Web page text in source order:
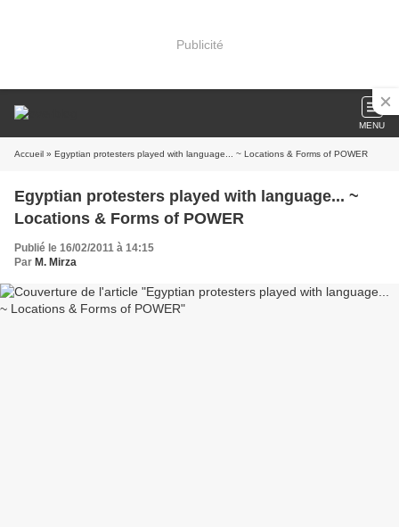
Publicité
MENU
Accueil » Egyptian protesters played with language... ~ Locations & Forms of POWER
Egyptian protesters played with language... ~
Locations & Forms of POWER
Publié le 16/02/2011 à 14:15
Par M. Mirza